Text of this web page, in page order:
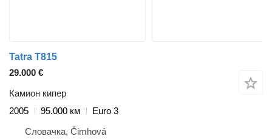
Tatra T815
29.000 €
Камион кипер
2005
95.000 км
Euro 3
Словачка, Čimhová